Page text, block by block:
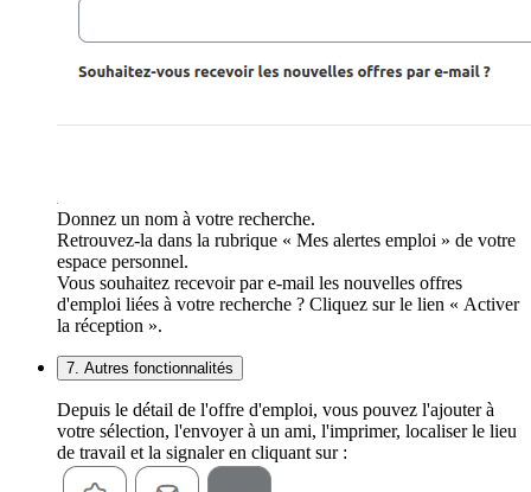
Donnez un nom à votre recherche.
Retrouvez-la dans la rubrique « Mes alertes emploi » de votre
espace personnel.
Vous souhaitez recevoir par e-mail les nouvelles offres
d'emploi liées à votre recherche ? Cliquez sur le lien « Activer
la réception ».
7. Autres fonctionnalités
Depuis le détail de l'offre d'emploi, vous pouvez l'ajouter à
votre sélection, l'envoyer à un ami, l'imprimer, localiser le lieu
de travail et la signaler en cliquant sur :